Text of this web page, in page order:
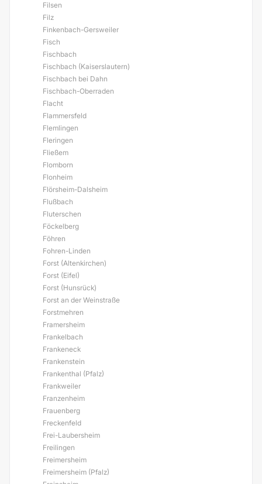
Filsen
Filz
Finkenbach-Gersweiler
Fisch
Fischbach
Fischbach (Kaiserslautern)
Fischbach bei Dahn
Fischbach-Oberraden
Flacht
Flammersfeld
Flemlingen
Fleringen
Fließem
Flomborn
Flonheim
Flörsheim-Dalsheim
Flußbach
Fluterschen
Föckelberg
Föhren
Fohren-Linden
Forst (Altenkirchen)
Forst (Eifel)
Forst (Hunsrück)
Forst an der Weinstraße
Forstmehren
Framersheim
Frankelbach
Frankeneck
Frankenstein
Frankenthal (Pfalz)
Frankweiler
Franzenheim
Frauenberg
Freckenfeld
Frei-Laubersheim
Freilingen
Freimersheim
Freimersheim (Pfalz)